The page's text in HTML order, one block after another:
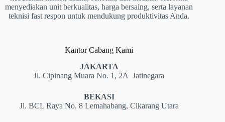
menyediakan unit berkualitas, harga bersaing, serta layanan
teknisi fast respon untuk mendukung produktivitas Anda.
Kantor Cabang Kami
JAKARTA
Jl. Cipinang Muara No. 1, 2A Jatinegara
BEKASI
Jl. BCL Raya No. 8 Lemahabang, Cikarang Utara